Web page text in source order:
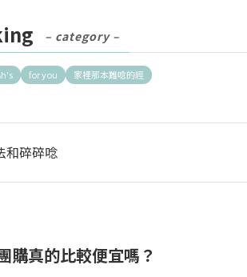
– category –
for you 家裡那本難唸的經
和碎碎唸
購真的比較便宜嗎？